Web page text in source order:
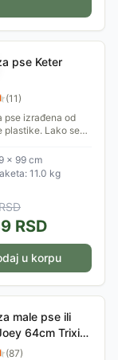
pse Keter
(11)
pse izrađena od
plastike. Lako se
da se lako
baštenske
× 99 cm
11.0 kg
RSD
u korpu
male pse ili
64cm Trixie
(87)